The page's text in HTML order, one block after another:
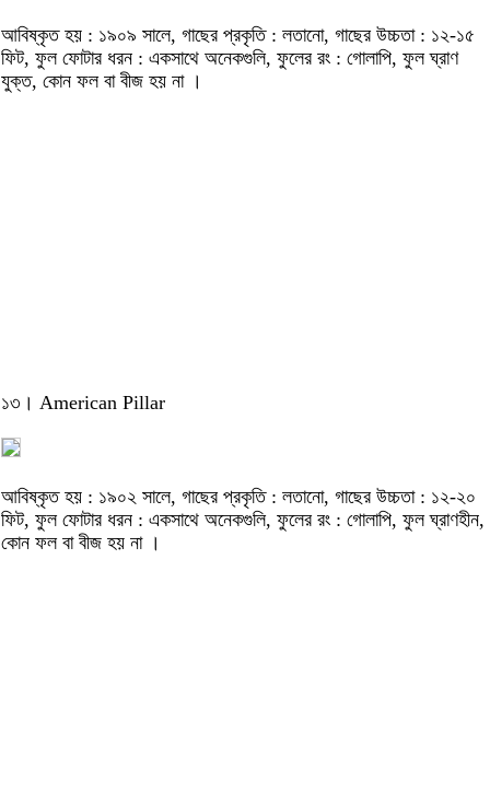
আবিষ্কৃত হয় : ১৯০৯ সালে, গাছের প্রকৃতি : লতানো, গাছের উচ্চতা : ১২-১৫
ফিট, ফুল ফোটার ধরন : একসাথে অনেকগুলি, ফুলের রং : গোলাপি, ফুল ঘ্রাণ
যুক্ত, কোন ফল বা বীজ হয় না ।
১৩। American Pillar
আবিষ্কৃত হয় : ১৯০২ সালে, গাছের প্রকৃতি : লতানো, গাছের উচ্চতা : ১২-২০
ফিট, ফুল ফোটার ধরন : একসাথে অনেকগুলি, ফুলের রং : গোলাপি, ফুল ঘ্রাণহীন,
কোন ফল বা বীজ হয় না ।